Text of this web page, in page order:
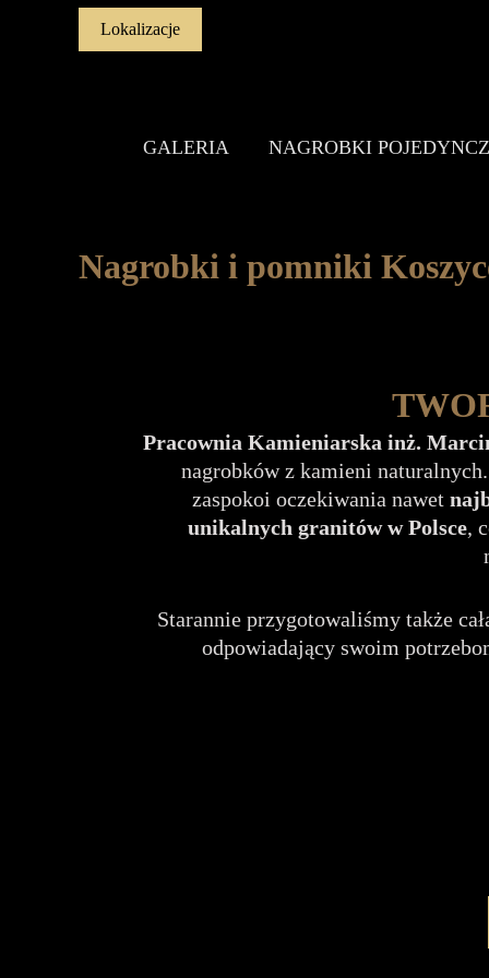
Lokalizacje
GALERIA NAGROBKI
Nagrobki i pomniki
Pracownia Kamieniarska inż.
nagrobków z kamieni
zaspokoi oczekiwania nawet
unikalnych granitów w Polsce,
Starannie przygotowaliśmy także
odpowiadający swoim